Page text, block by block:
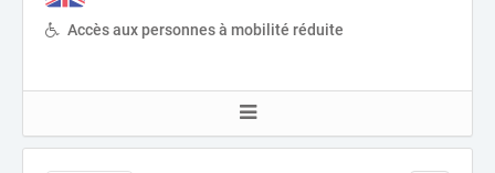
Accès aux personnes à mobilité réduite